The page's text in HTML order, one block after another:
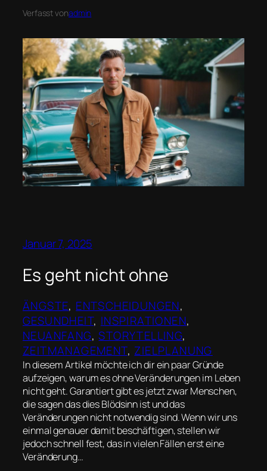
Verfasst vonadmin
Januar 7, 2025
Es geht nicht ohne
ÄNGSTE, ENTSCHEIDUNGEN
GESUNDHEIT, INSPIRATIONEN
NEUANFANG, STORYTELLING
ZEITMANAGEMENT, ZIELPLANUNG
In diesem Artikel möchte ich dir ein paar Gründe
aufzeigen, warum es ohne Veränderungen im Leben
nicht geht. Garantiert gibt es jetzt zwar Menschen,
die sagen das dies Blödsinn ist und das
Veränderungen nicht notwendig sind. Wenn wir uns
einmal genauer damit beschäftigen, stellen wir
jedoch schnell fest, das in vielen Fällen erst eine
Veränderung…